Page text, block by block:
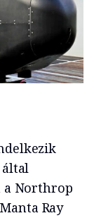
a Northrop
Ray